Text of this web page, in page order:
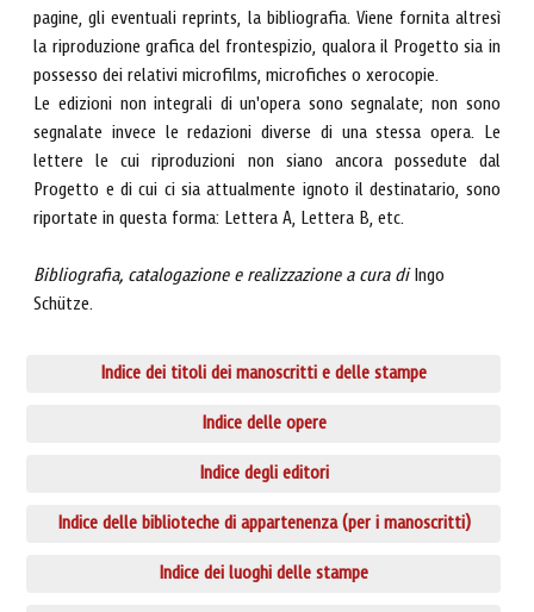
pagine, gli eventuali reprints, la bibliografia. Viene fornita altresì
la riproduzione grafica del frontespizio, qualora il Progetto sia in
possesso dei relativi microfilms, microfiches o xerocopie.
Le edizioni non integrali di un'opera sono segnalate; non sono
segnalate invece le redazioni diverse di una stessa opera. Le
lettere le cui riproduzioni non siano ancora possedute dal
Progetto e di cui ci sia attualmente ignoto il destinatario, sono
riportate in questa forma: Lettera A, Lettera B, etc.
Bibliografia, catalogazione e realizzazione a cura diIngo
Schütze.
Indice dei titoli dei manoscritti e delle stampe
Indice delle opere
Indice degli editori
Indice delle biblioteche di appartenenza (per i manoscritti)
Indice dei luoghi delle stampe